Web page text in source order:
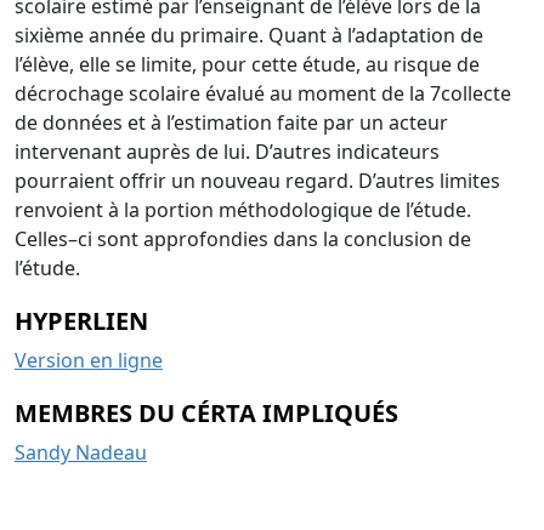
scolaire estimé par l’enseignant de l’élève lors de la
sixième année du primaire. Quant à l’adaptation de
l’élève, elle se limite, pour cette étude, au risque de
décrochage scolaire évalué au moment de la 7collecte
de données età l’estimation faite par un acteur
intervenant auprès de lui. D’autres indicateurs
pourraient offrir un nouveau regard. D’autres limites
renvoient à la portion méthodologique de l’étude.
Celles–ci sont approfondies dans la conclusion de
l’étude.
HYPERLIEN
Version en ligne
MEMBRES DU CÉRTA IMPLIQUÉS
Sandy Nadeau